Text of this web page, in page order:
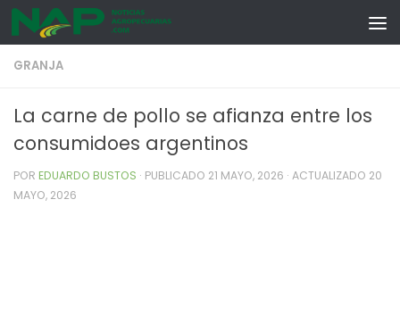
Skip to content
GRANJA
La carne de pollo se afianza entre los
consumidoes argentinos
POR EDUARDO BUSTOS · PUBLICADO 21 MAYO, 2026 · ACTUALIZADO 20
MAYO, 2026